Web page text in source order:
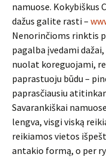
namuose.
dažus galite rasti –
Nenorinčioms rinktis
pagalba įvedami
nuolat koreguojami,
paprastuoju būdu –
paprasčiausiu
Savarankiškai
lengva, visgi viską
reikiamos vietos
antakio formą, o per